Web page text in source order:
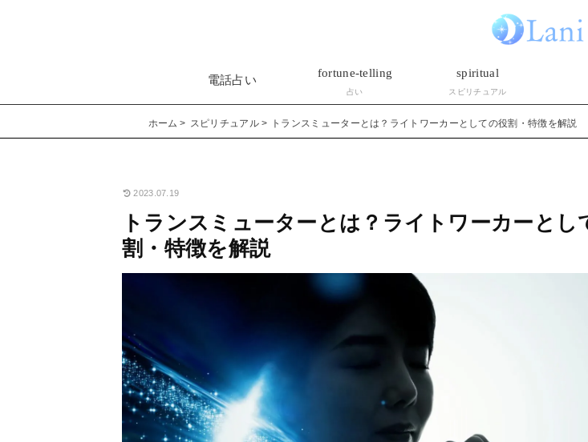
電話占い
fortune-telling
占い
spiritual
スピリチュアル
ホーム スピリチュアル トランスミューターとは？ライトワーカーとしての役割・特徴を解説
2023.07.19
トランスミューターとは？ライトワーカーとし
割・特徴を解説